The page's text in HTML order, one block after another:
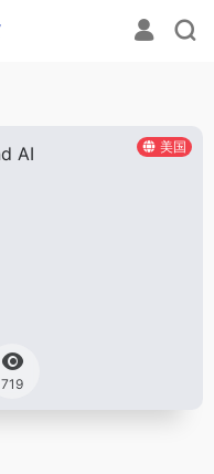
美国
719